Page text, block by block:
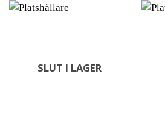
SLUT I LAGER